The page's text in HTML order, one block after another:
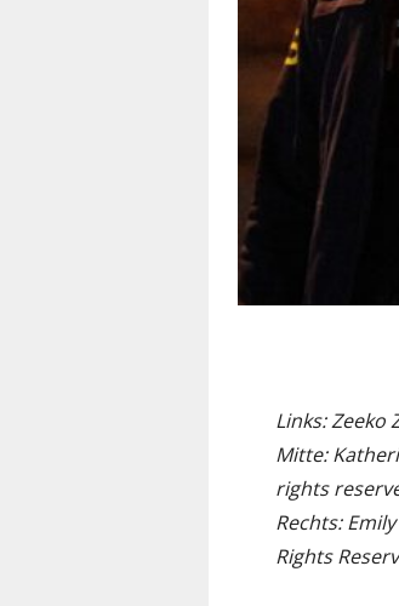
Links: Zeeko
Mitte:
rights
Rechts:
Rights